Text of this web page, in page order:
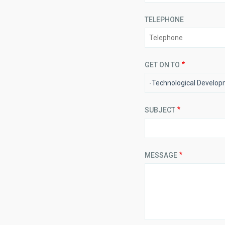
TELEPHONE
GET ON TO
-Technological
SUBJECT
MESSAGE